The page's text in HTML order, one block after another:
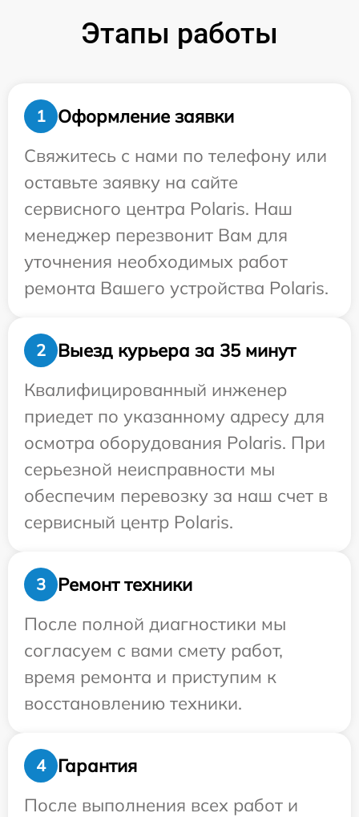
Этапы работы
1
Оформление заявки
Свяжитесь с нами по телефону или
оставьте заявку на сайте
сервисного центра Polaris. Наш
менеджер перезвонит Вам для
уточнения необходимых работ
ремонта Вашего устройства Polaris.
2
Выезд курьера за 35 минут
Квалифицированный инженер
приедет по указанному адресу для
осмотра оборудования Polaris. При
серьезной неисправности мы
обеспечим перевозку за наш счет в
сервисный центр Polaris.
3
Ремонт техники
После полной диагностики мы
согласуем с вами смету работ,
время ремонта и приступим к
восстановлению техники.
4
Гарантия
После выполнения всех работ и